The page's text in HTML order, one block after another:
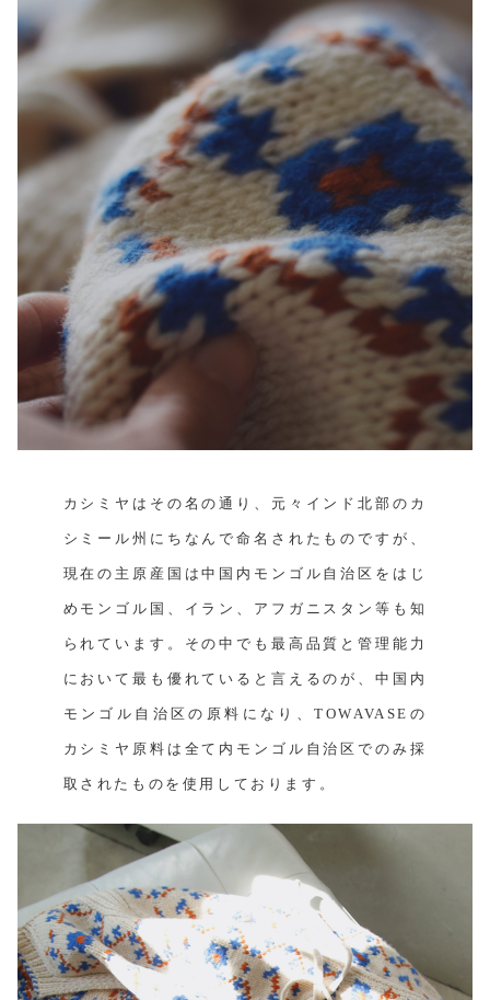
カシミヤはその名の通り、元々インド北部のカ
シミール州にちなんで命名されたものですが、
現在の主原産国は中国内モンゴル自治区をはじ
めモンゴル国、イラン、アフガニスタン等も知
られています。その中でも最高品質と管理能力
において最も優れていると言えるのが、中国内
モンゴル自治区の原料になり、TOWAVASEの
カシミヤ原料は全て内モンゴル自治区でのみ採
取されたものを使用しております。